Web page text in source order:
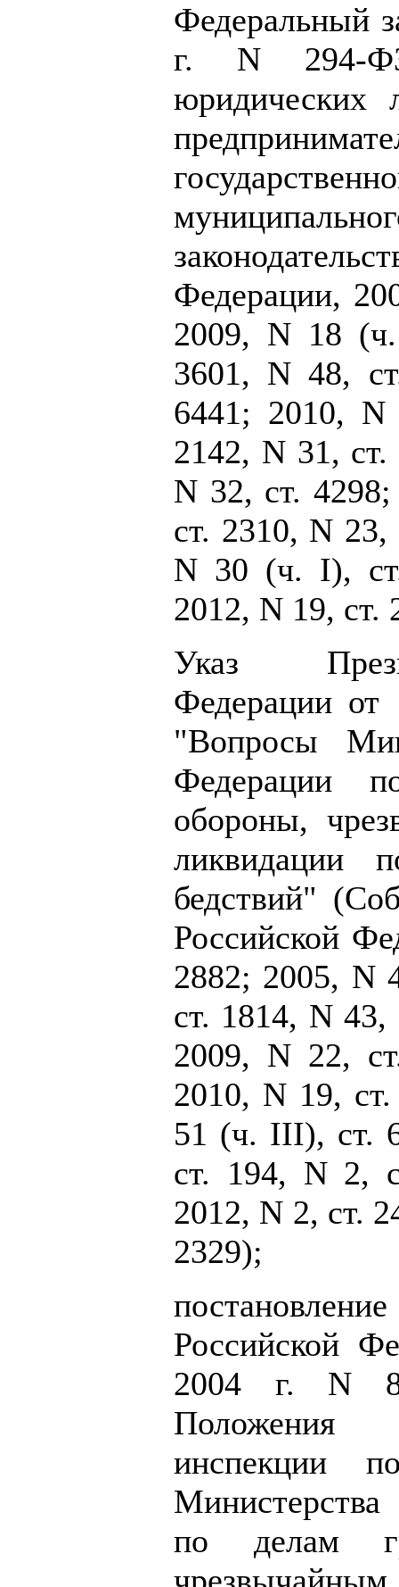
Федеральный
г. N 294-
юридических
Федерации,
2009, N 18
3601, N 48,
6441; 2010,
2142, N 31, ст.
N 32, ст.
ст. 2310, N
N 30 (ч. I),
2012, N 19, ст.
Указ
Федерации
"Вопросы
Федерации
обороны,
ликвидации
бедствий"
Российской
2882; 2005, N
ст. 1814, N
2009, N 22,
2010, N 19,
51 (ч. III), ст.
ст. 194, N 2,
2012, N 2, ст.
2329);
Российской
2004 г. N
Положения
инспекции
по делам